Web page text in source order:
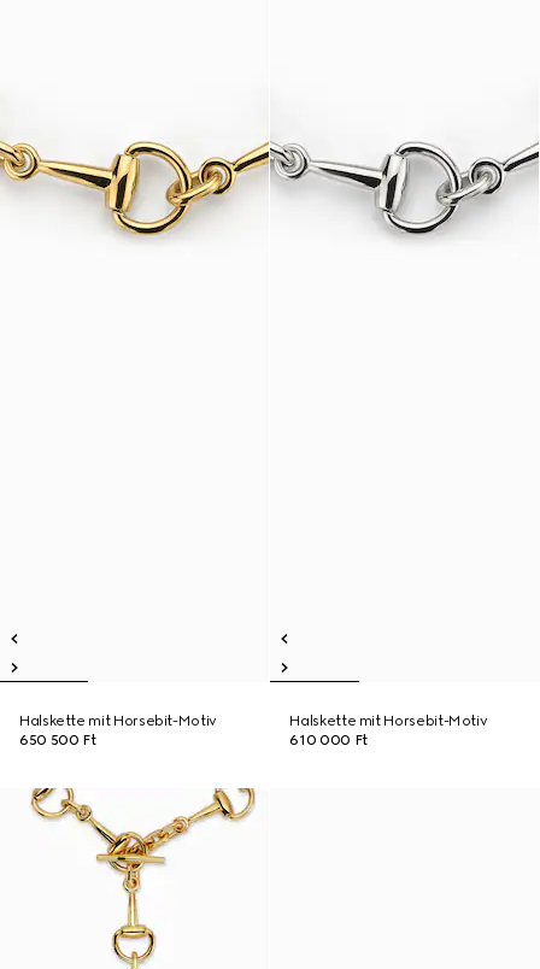
Halskette mit Horsebit-Motiv
650 500 Ft
Halskette mit Horsebit-Motiv
610 000 Ft